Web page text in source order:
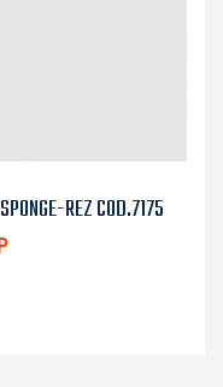
REZ COD.7175